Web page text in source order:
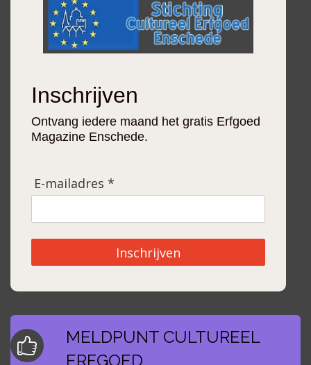
Inschrijven
Ontvang iedere maand het gratis Erfgoed
Magazine Enschede.
E-mailadres *
Inschrijven
MELDPUNT CULTUREEL
ERFGOED